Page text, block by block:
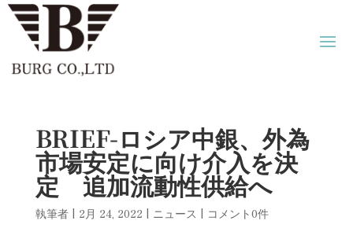
BRIEF-ロシア中銀、外為
市場安定に向け介入を決
定 追加流動性供給へ
執筆者 | 2月 24, 2022 | ニュース | コメント0件